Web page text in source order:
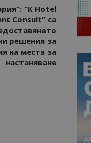
“К Hotel
Consult” са
решения за
на места за
настаняване